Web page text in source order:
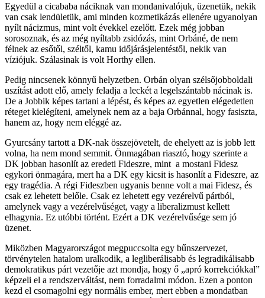
Egyedül a cicababa náciknak van mondanivalójuk, üzenetük, nekik
van csak lendületük, ami minden kozmetikázás ellenére ugyanolyan
nyílt nácizmus, mint volt évekkel ezelőtt. Ezek még jobban
sorosoznak, és az még nyíltabb zsidózás, mint Orbáné, de nem
félnek az esőtől, széltől, kamu időjárásjelentéstől, nekik van
víziójuk. Szálasinak is volt Horthy ellen.
Pedig nincsenek könnyű helyzetben. Orbán olyan szélsőjobboldali
uszítást adott elő, amely feladja a leckét a legelszántabb nácinak is.
De a Jobbik képes tartani a lépést, és képes az egyetlen elégedetlen
réteget kielégíteni, amelynek nem az a baja Orbánnal, hogy fasiszta,
hanem az, hogy nem eléggé az.
Gyurcsány tartott a DK-nak összejövetelt, de ehelyett az is jobb lett
volna, ha nem mond semmit. Önmagában riasztó, hogy szerinte a
DK jobban hasonlít az eredeti Fideszre, mint a mostani Fidesz
egykori önmagára, mert ha a DK egy kicsit is hasonlít a Fideszre, az
egy tragédia. A régi Fideszben ugyanis benne volt a mai Fidesz, és
csak ez lehetett belőle. Csak ez lehetett egy vezérelvű pártból,
amelynek vagy a vezérelvűséget, vagy a liberalizmust kellett
elhagynia. Ez utóbbi történt. Ezért a DK vezérelvűsége sem jó
üzenet.
Miközben Magyarországot megpuccsolta egy bűnszervezet,
törvénytelen hatalom uralkodik, a legliberálisabb és legradikálisabb
demokratikus párt vezetője azt mondja, hogy ő „apró korrekciókkal”
képzeli el a rendszerváltást, nem forradalmi módon. Ezen a ponton
kezd el csomagolni egy normális ember, mert ebben a mondatban